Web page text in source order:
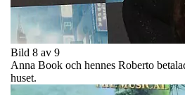
Bild 8 av 9
Anna Book och hennes Roberto
huset.